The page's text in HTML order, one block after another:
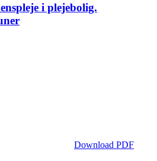
i plejebolig.
Download PDF